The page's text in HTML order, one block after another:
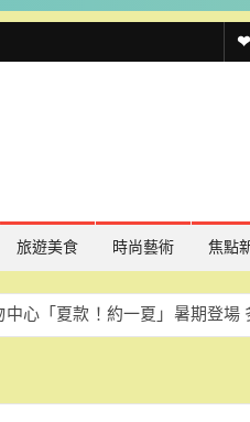
旅遊美食 時尚藝術 焦點
約一夏」暑期登場 多重回饋搭